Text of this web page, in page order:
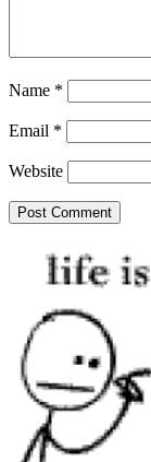
Name *
Email *
Website